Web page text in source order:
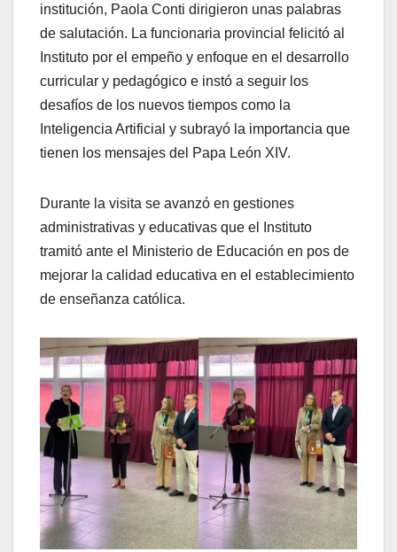
institución, Paola Conti dirigieron unas palabras
de salutación. La funcionaria provincial felicitó al
Instituto por el empeño y enfoque en el desarrollo
curricular y pedagógico e instó a seguir los
desafíos de los nuevos tiempos como la
Inteligencia Artificial y subrayó la importancia que
tienen los mensajes del Papa León XIV.
Durante la visita se avanzó en gestiones
administrativas y educativas que el Instituto
tramitó ante el Ministerio de Educación en pos de
mejorar la calidad educativa en el establecimiento
de enseñanza católica.